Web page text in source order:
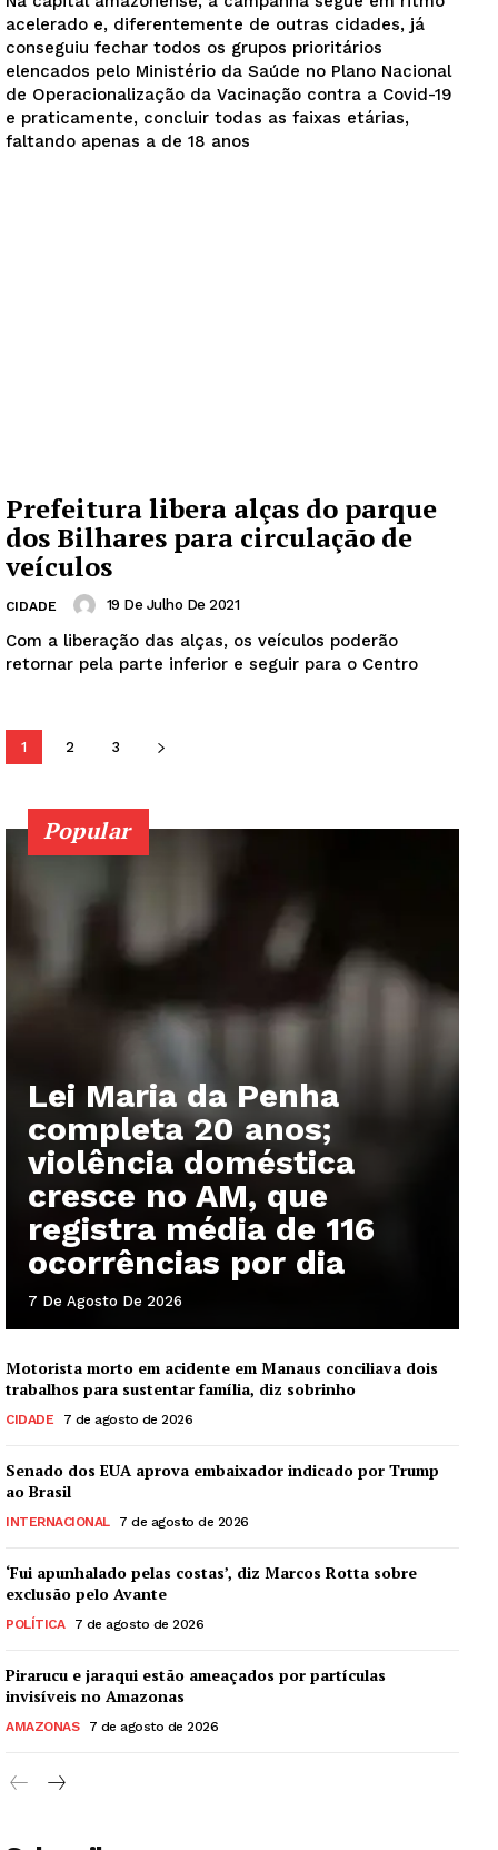
acelerado e, diferentemente de outras cidades, já
conseguiu fechar todos os grupos prioritários
elencados pelo Ministério da Saúde no Plano Nacional
de Operacionalização da Vacinação contra a Covid-19
e praticamente, concluir todas as faixas etárias,
faltando apenas a de 18 anos
Prefeitura libera alças do parque
dos Bilhares para circulação de
veículos
CIDADE 19 De Julho De 2021
Com a liberação das alças, os veículos poderão
retornar pela parte inferior e seguir para o Centro
1 2 3
Popular
Lei Maria da Penha
completa 20 anos;
violência doméstica
cresce no AM, que
registra média de 116
ocorrências por dia
7 De Agosto De 2026
Motorista morto em acidente em Manaus conciliava dois
trabalhos para sustentar família, diz sobrinho
CIDADE 7 de agosto de 2026
Senado dos EUA aprova embaixador indicado por Trump
ao Brasil
INTERNACIONAL 7 de agosto de 2026
‘Fui apunhalado pelas costas’, diz Marcos Rotta sobre
exclusão pelo Avante
POLÍTICA 7 de agosto de 2026
Pirarucu e jaraqui estão ameaçados por partículas
invisíveis no Amazonas
AMAZONAS 7 de agosto de 2026